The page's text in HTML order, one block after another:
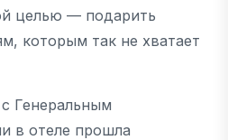
целью — подарить
которым так не хватает
Генеральным
в отеле прошла